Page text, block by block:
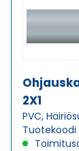
2X1
PVC,
Tuotekoodi